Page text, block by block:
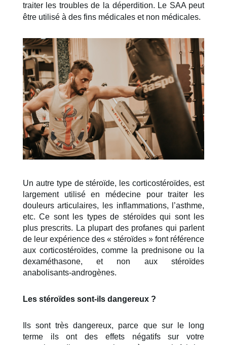
traiter les troubles de la déperdition. Le SAA peut
être utilisé à des fins médicales et non médicales.
Un autre type de stéroïde, les corticostéroïdes, est
largement utilisé en médecine pour traiter les
douleurs articulaires, les inflammations, l’asthme,
etc. Ce sont les types de stéroïdes qui sont les
plus prescrits. La plupart des profanes qui parlent
de leur expérience des « stéroïdes » font référence
aux corticostéroïdes, comme la prednisone ou la
dexaméthasone, et non aux stéroïdes
anabolisants-androgènes.
Les stéroïdes sont-ils dangereux ?
Ils sont très dangereux, parce que sur le long
terme ils ont des effets négatifs sur votre